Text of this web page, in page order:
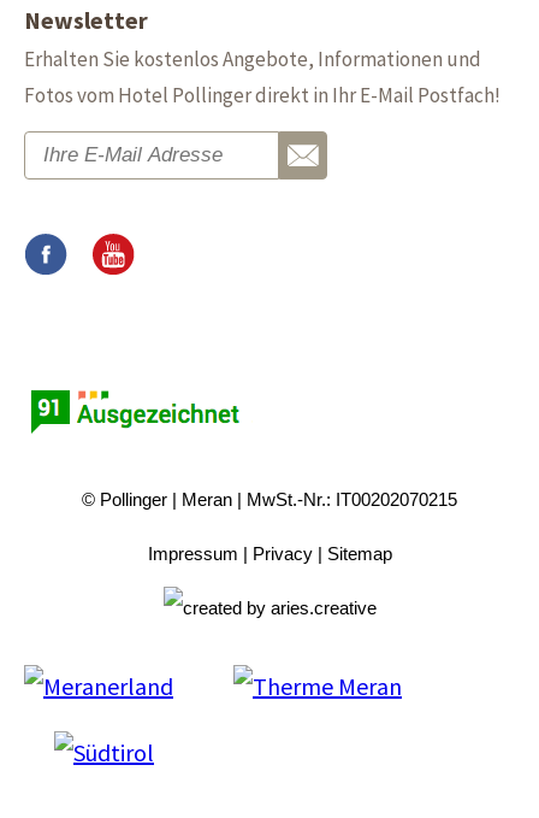
Newsletter
Erhalten Sie kostenlos Angebote, Informationen und
Fotos vom Hotel Pollinger direkt in Ihr E-Mail Postfach!
© Pollinger Meran MwSt.-Nr.: IT00202070215
Impressum Privacy Sitemap